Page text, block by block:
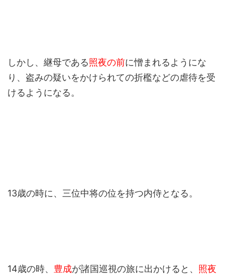
しかし、継母である照夜の前に憎まれるようにな
り、盗みの疑いをかけられての折檻などの虐待を受
けるようになる。
13歳の時に、三位中将の位を持つ内侍となる。
14歳の時、 豊成が諸国巡視の旅に出かけると、 照夜